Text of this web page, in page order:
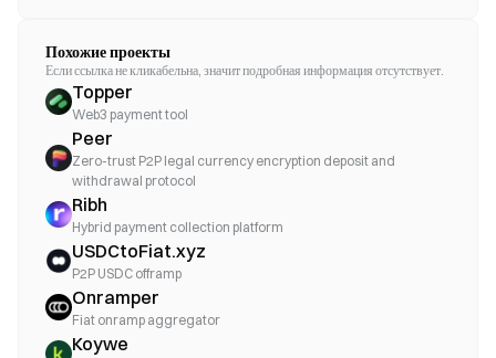
Похожие проекты
Если ссылка не кликабельна, значит подробная информация отсутствует.
Topper
Web3 payment tool
Peer
Zero-trust P2P legal currency encryption deposit and
withdrawal protocol
Ribh
Hybrid payment collection platform
USDCtoFiat.xyz
P2P USDC offramp
Onramper
Fiat onramp aggregator
Koywe